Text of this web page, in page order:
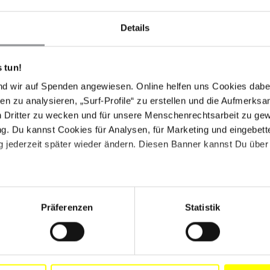
Details
tun!
wir auf Spenden angewiesen. Online helfen uns Cookies
zu analysieren, „Surf-Profile“ zu erstellen und die
zu wecken und für unsere Menschenrechtsarbeit zu
Du kannst Cookies für Analysen, für Marketing und
jederzeit später wieder ändern. Diesen Banner kannst Du
Präferenzen Statistik
nach Dajabón brachte, konnte er sich
nicht über einen dominikanischen Ausweis
Reise, erneut von Armeeangehörigen
Batey Libertad musste er sechs militärische
an.
erneut deutlich, wie gefährdet dominikanische
seit Jahren Ausweispapiere vorenthält: Etwa ein
Herkunft systematisch keine Ausweisdokumente
auf nationalen und internationalen Druck hin
müssen in der Dominikanischen Republik geborene
ihre Geburt im Personenstandsregister des